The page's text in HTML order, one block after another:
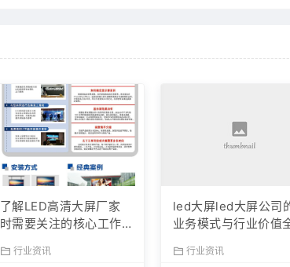
了解LED高清大屏厂家
时需要关注的核心工作
行业资讯
led大屏led大屏公司
业务模式与行业价值
行业资讯